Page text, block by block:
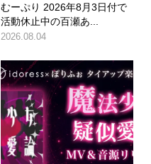
むーぷり 2026年8月3日付で
活動休止中の百瀬あ...
2026.08.04